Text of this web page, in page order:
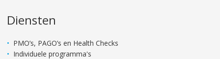
Diensten
PMO’s, PAGO’s en Health Checks
Individuele programma's